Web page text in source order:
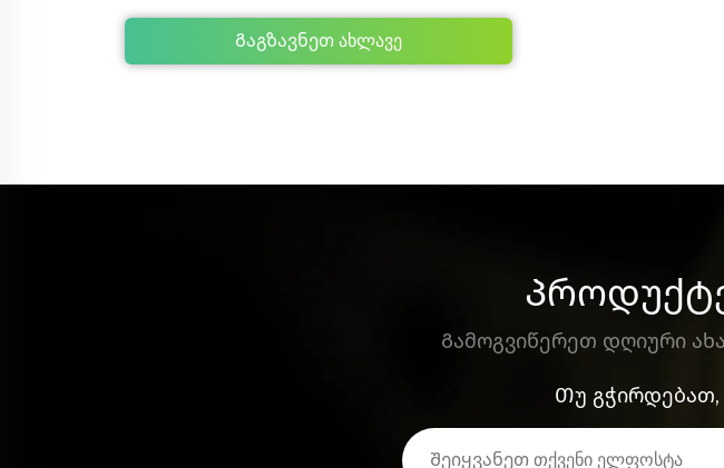
Გაგზავნეთ ახლავე
Გამოგვიწერეთ დღიური
Თუ გჭირდებათ,